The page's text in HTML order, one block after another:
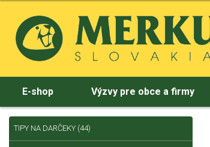
E-shop Výzvy pre obce a firmy
TIPY NA DARČEKY (44)